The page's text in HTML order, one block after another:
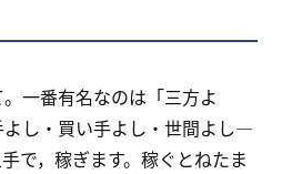
一番有名なのは「三方よ
よし・買い手よし・世間よし―
で，稼ぎます。稼ぐとねたま